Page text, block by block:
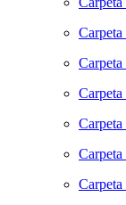
Carpeta
Carpeta
Carpeta
Carpeta
Carpeta
Carpeta